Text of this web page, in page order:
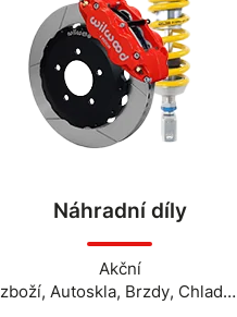
Náhradní díly
Akční
zboží,Autoskla, Brzdy, Chladiče